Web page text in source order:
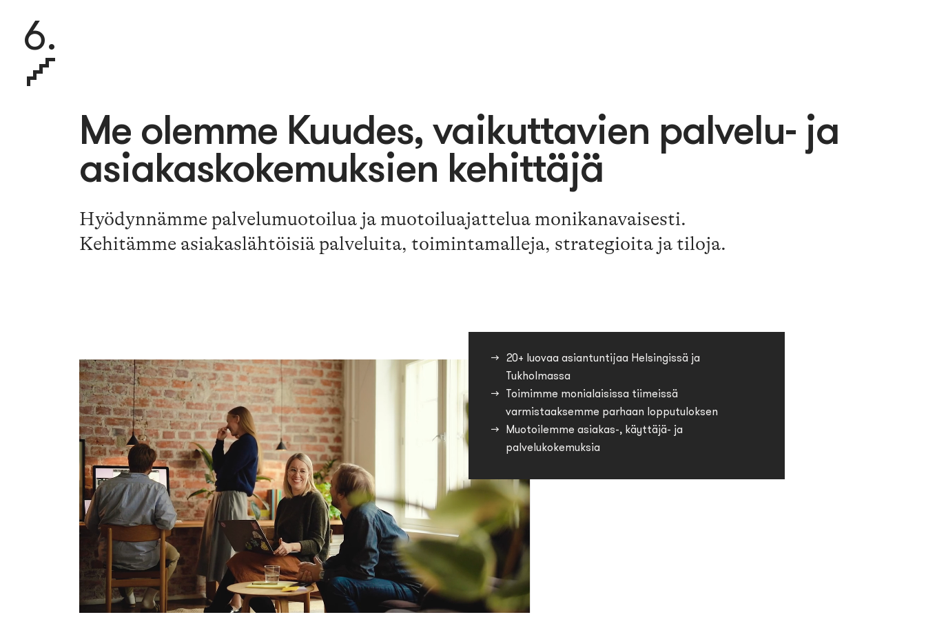
6.
Me olemme Kuudes, vaikuttavien palvelu- ja
asiakaskokemuksien kehittäjä
Hyödynnämme palvelumuotoilua ja muotoiluajattelua monikanavaisesti.
Kehitämme asiakaslähtöisiä palveluita, toimintamalleja, strategioita ja tiloja.
20+ luovaa asiantuntijaa Helsingissä ja
Tukholmassa
Toimimme monialaisissa tiimeissä
varmistaaksemme parhaan lopputuloksen
Muotoilemme asiakas-, käyttäjä- ja
palvelukokemuksia